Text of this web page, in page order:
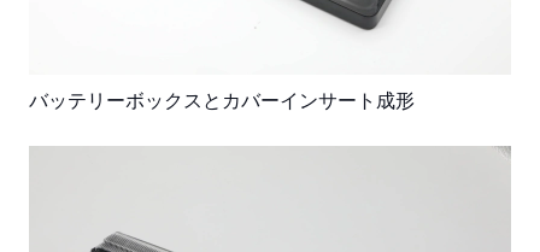
バッテリーボックスとカバーインサート成形